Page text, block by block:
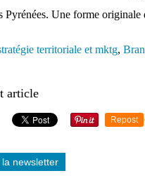
Pyrénées. Une forme
territoriale et mktg,
article
Repost
newsletter